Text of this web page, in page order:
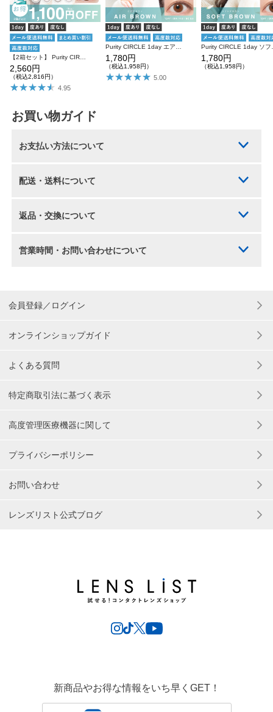
2,560円
（税込2,816円）
4.95
1,780円
（税込1,958円）
5.00
1,780円
（税込1,958円）
お買い物ガイド
お支払い方法について
配送・送料について
返品・交換について
営業時間・お問い合わせについて
会員登録／ログイン
オンラインショップガイド
よくある質問
特定商取引法に基づく表示
高度管理医療機器に関して
プライバシーポリシー
お問い合わせ
レンズリスト公式ブログ
新商品やお得な情報をいち早くGET！